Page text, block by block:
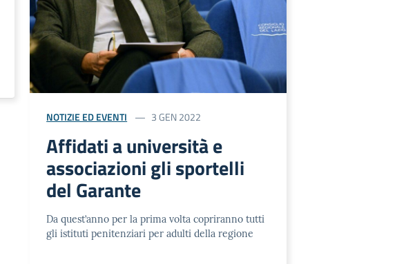
NOTIZIE ED EVENTI 3 GEN 2022
Affidati a università e
associazioni gli sportelli
del Garante
Da quest’anno per la prima volta copriranno tutti
gli istituti penitenziari per adulti della regione